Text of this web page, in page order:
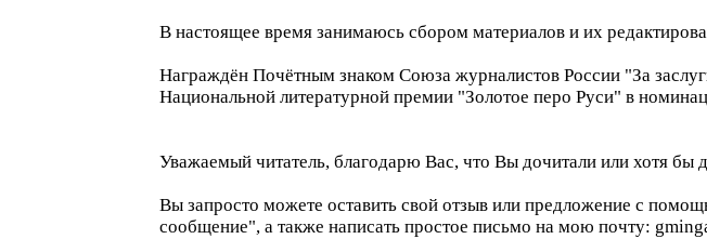
В настоящее время занимаюсь сбором материалов и их
Награждён Почётным знаком Союза журналистов России "За
Национальной литературной премии "Золотое перо Руси" в
Уважаемый читатель, благодарю Вас, что Вы дочитали или хотя бы
Вы запросто можете оставить свой отзыв или предложение с
сообщение", а также написать простое письмо на мою почту: